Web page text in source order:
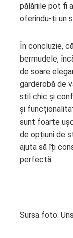
pălăriile pot fi
oferindu-ți un
În concluzie,
bermudele,
de soare
garderobă de
stil chic și
și
sunt foarte
de opțiuni de
ajuta să îți
perfectă.
Sursa foto: